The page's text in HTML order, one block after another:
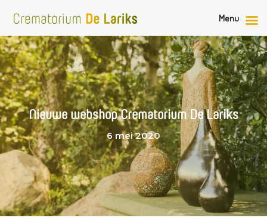
Nieuwe webshop Crematorium De Lariks
6 mei 2020
Menu